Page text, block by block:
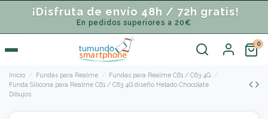
¡Disfruta de envío 48h / 72h gratis!
En pedidos superiores a 20€
Inicio Fundas para Realme
Fundas para Realme C61 / C63 4G
Funda Silicona para Realme C61 / C63 4G diseño Helado Chocolate
Dibujos